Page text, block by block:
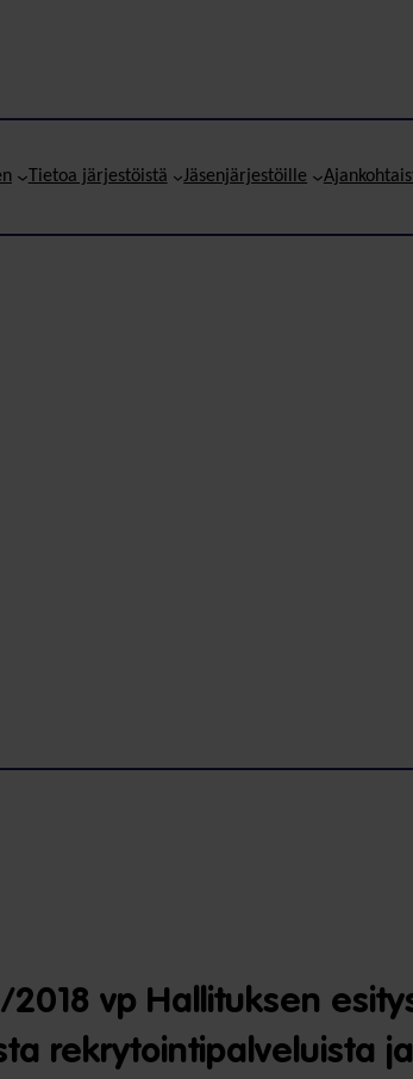
Tietoa järjestöistä Jäsenjärjestöille
2018 vp Hallituksen
rekrytointipalveluista